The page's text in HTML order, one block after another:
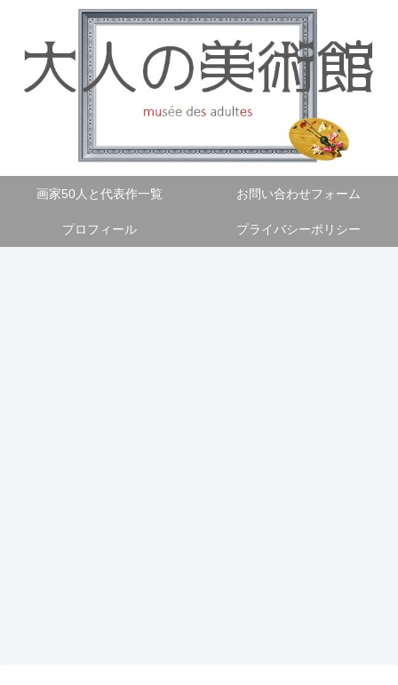
画家50人と代表作一覧 お問い合わせフォーム
プロフィール プライバシーポリシー